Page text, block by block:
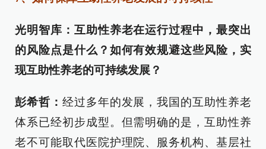
光明智库：互助性养老在运行过程中，最突出
的风险点是什么？如何有效规避这些风险，实
现互助性养老的可持续发展？
彭希哲： 经过多年的发展，我国的互助性养老
体系已经初步成型。但需明确的是，互助性养
老不可能取代医院护理院、服务机构、基层社